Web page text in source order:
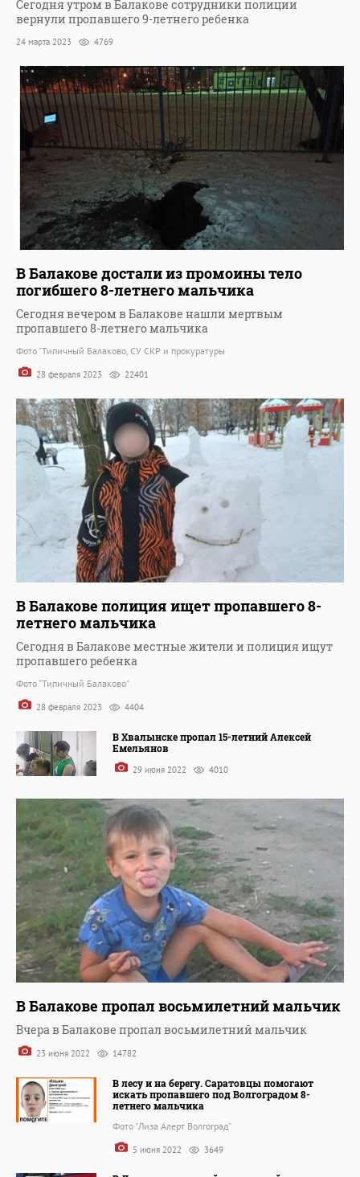
Сегодня утром в Балакове сотрудники полиции
вернули пропавшего 9-летнего ребенка
24 марта 2023 4769
В Балакове достали из промоины тело
погибшего 8-летнего мальчика
Сегодня вечером в Балакове нашли мертвым
пропавшего 8-летнего мальчика
Фото "Типичный Балаково, СУ СКР и прокуратуры
28 февраля 2023 22401
В Балакове полиция ищет пропавшего 8-
летнего мальчика
Сегодня в Балакове местные жители и полиция ищут
пропавшего ребенка
Фото "Типичный Балаково"
28 февраля 2023 4404
В Хвалынске пропал 15-летний Алексей
Емельянов
29 июня 2022 4010
В Балакове пропал восьмилетний мальчик
Вчера в Балакове пропал восьмилетний мальчик
23 июня 2022 14782
В лесу и на берегу. Саратовцы помогают
искать пропавшего под Волгоградом 8-
летнего мальчика
Фото "Лиза Алерт Волгоград"
5 июня 2022 3649